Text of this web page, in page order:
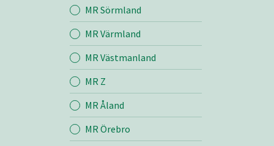
Bemanning MR Sörmland
MR Värmland
MR Västmanland
MR Z
MR Åland
MR Örebro